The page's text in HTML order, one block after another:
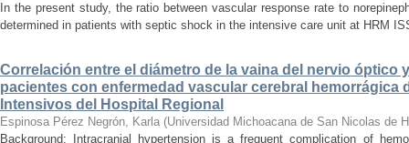
In the present study, the ratio between vascular response rate to
determined in patients with septic shock in the intensive care unit at HRM
Correlación entre el diámetro de la vaina del nervio óptico
pacientes con enfermedad vascular cerebral hemorrágica
Intensivos del Hospital Regional
Espinosa Pérez Negrón, Karla (Universidad Michoacana de San Nicolas de
Background: Intracranial hypertension is a frequent complication of